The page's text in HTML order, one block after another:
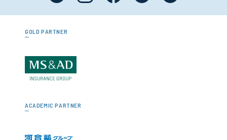
GOLD PARTNER
ACADEMIC PARTNER